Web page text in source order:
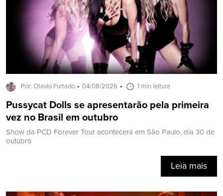
Por: Otavio Furtado 04/08/2026 1 min leitura
Pussycat Dolls se apresentarão pela primeira
vez no Brasil em outubro
Show da PCD Forever Tour acontecerá em São Paulo, dia 30 de
outubro
Leia mais